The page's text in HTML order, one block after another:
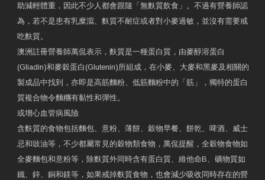
助減輕體重，因此不少人都會跟隨「無麩質飲食」。不過有營養師認
為，若不是患有乳糜瀉、麩質不耐症或者對小麥過敏，並沒有需要戒
吃麩質。
澳洲註冊營養師萬侃表示，麩質是一種蛋白質，由麥醇溶蛋白
(Gliadin)和麥穀蛋白(Glutenin)所組成，在小麥、大麥和黑麥及相關的
製成品中找到，亦即是高筋麵粉、低筋麵粉中的「筋」，獨特的蛋白
質複合物令麵糰有黏性和彈性。
或增心血管病風險
含麩質的食物包括麵包、意粉、薄餅、穀物早餐、餅乾、啤酒、威士
忌和豉油等，不少都屬常見的穀物類食物，萬侃提醒，全穀物食物如
全麥麵包和意粉等，除麩質外同時含有蛋白質、維他命B、礦物質如
鐵、鋅、銅和鎂等，如果戒掉麩質食物，也會減少吸收同時存在的營